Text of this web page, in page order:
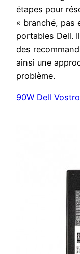
étapes pour
« branché, pas
portables Dell.
des
ainsi une
problème.
90W Dell